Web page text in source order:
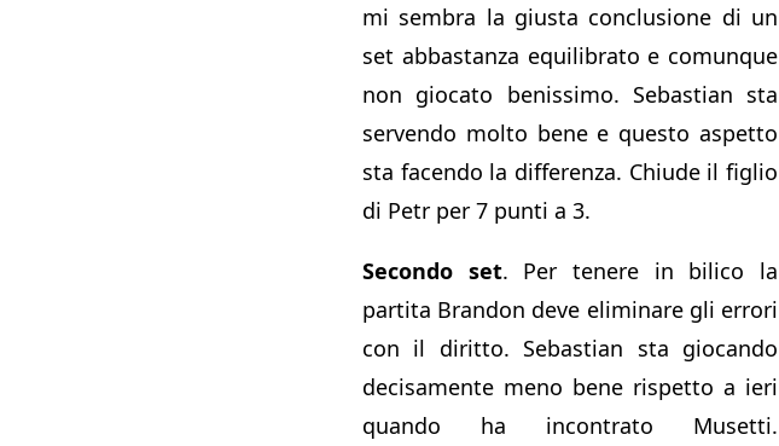
mi sembra la giusta conclusione di un
set abbastanza equilibrato e comunque
non giocato benissimo. Sebastian sta
servendo molto bene e questo aspetto
sta facendo la differenza. Chiude il figlio
di Petr per 7 punti a 3.
Secondo set. Per tenere in bilico la
partita Brandon deve eliminare gli errori
con il diritto. Sebastian sta giocando
decisamente meno bene rispetto a ieri
quando ha incontrato Musetti.